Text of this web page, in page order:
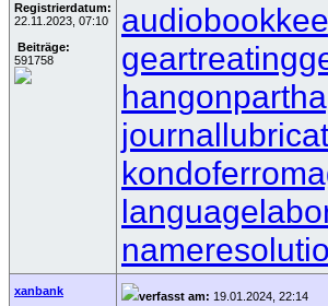
Registrierdatum:
22.11.2023, 07:10
Beiträge:
591758
geartreating
hangonpart
xanbank verfasst am: 19.01.2024, 22:14